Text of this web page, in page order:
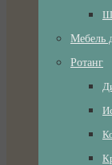
Мебель
Ротанг